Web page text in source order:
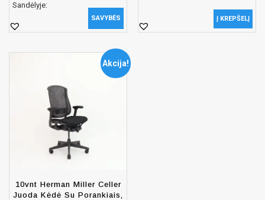
Sandėlyje:
SAVYBĖS Į KREPŠELĮ
Akcija!
10vnt Herman Miller Celler
Juoda Kėdė Su Porankiais,